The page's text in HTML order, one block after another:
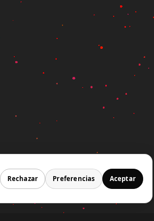
Rechazar Preferencias Aceptar